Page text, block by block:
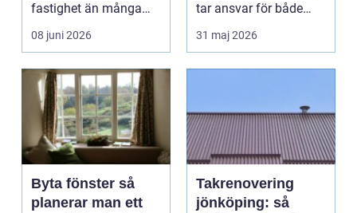
fastighet än många
tänker på. Rätt
utformad...
08 juni 2026
tar ansvar för både
människa och miljö
behö...
31 maj 2026
Byta fönster så
planerar man ett
Takrenovering
jönköping: så